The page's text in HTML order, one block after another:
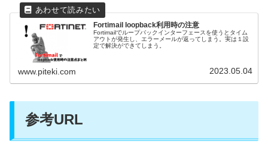
Fortimail loopback利用時の注意
Fortimailでループバックインターフェースを使うとタイム
アウトが発生し、エラーメールが返ってしまう。実は１設
定で解決ができてしまう。
www.piteki.com 2023.05.04
参考URL